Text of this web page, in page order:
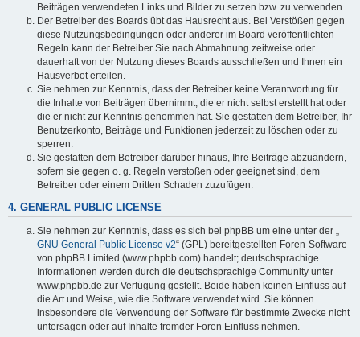
Beiträgen verwendeten Links und Bilder zu setzen bzw. zu verwenden.
Der Betreiber des Boards übt das Hausrecht aus. Bei Verstößen gegen
diese Nutzungsbedingungen oder anderer im Board veröffentlichten
Regeln kann der Betreiber Sie nach Abmahnung zeitweise oder
dauerhaft von der Nutzung dieses Boards ausschließen und Ihnen ein
Hausverbot erteilen.
Sie nehmen zur Kenntnis, dass der Betreiber keine Verantwortung für
die Inhalte von Beiträgen übernimmt, die er nicht selbst erstellt hat oder
die er nicht zur Kenntnis genommen hat. Sie gestatten dem Betreiber, Ihr
Benutzerkonto, Beiträge und Funktionen jederzeit zu löschen oder zu
sperren.
Sie gestatten dem Betreiber darüber hinaus, Ihre Beiträge abzuändern,
sofern sie gegen o. g. Regeln verstoßen oder geeignet sind, dem
Betreiber oder einem Dritten Schaden zuzufügen.
4. GENERAL PUBLIC LICENSE
Sie nehmen zur Kenntnis, dass es sich bei phpBB um eine unter der „
GNU General Public License v2“ (GPL) bereitgestellten Foren-Software
von phpBB Limited (www.phpbb.com) handelt; deutschsprachige
Informationen werden durch die deutschsprachige Community unter
www.phpbb.de zur Verfügung gestellt. Beide haben keinen Einfluss auf
die Art und Weise, wie die Software verwendet wird. Sie können
insbesondere die Verwendung der Software für bestimmte Zwecke nicht
untersagen oder auf Inhalte fremder Foren Einfluss nehmen.